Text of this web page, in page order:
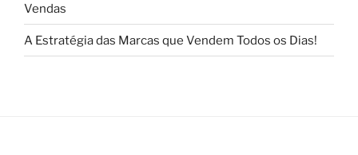
Vendas
A Estratégia das Marcas que Vendem Todos os Dias!